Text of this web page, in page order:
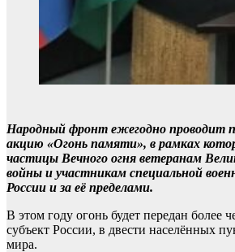
Народный фронт ежегодно проводит
акцию «Огонь памяти», в рамках
частицы Вечного огня ветеранам
войны и участникам специальной
России и за её пределами.
В этом году огонь будет передан более
субъект России, в двести населённых
мира.